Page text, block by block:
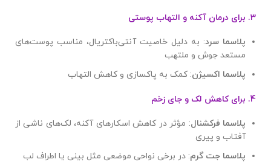
3. برای درمان آکنه و التهاب پوستی
پلاسما سرد: به دلیل خاصیت آنتی‌باکتریال، مناسب پوست‌های
مستعد جوش و ملتهب
پلاسما اکسیژن: کمک به پاکسازی و کاهش التهاب
4. برای کاهش لک و جای زخم
پلاسما فرکشنال: مؤثر در کاهش اسکارهای آکنه، لک‌های ناشی از
آفتاب و پیری
پلاسما جت گرم: در برخی نواحی موضعی مثل بینی یا اطراف لب